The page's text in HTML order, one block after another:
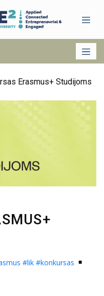
Erasmus+ Studijoms
#lik #konkursas